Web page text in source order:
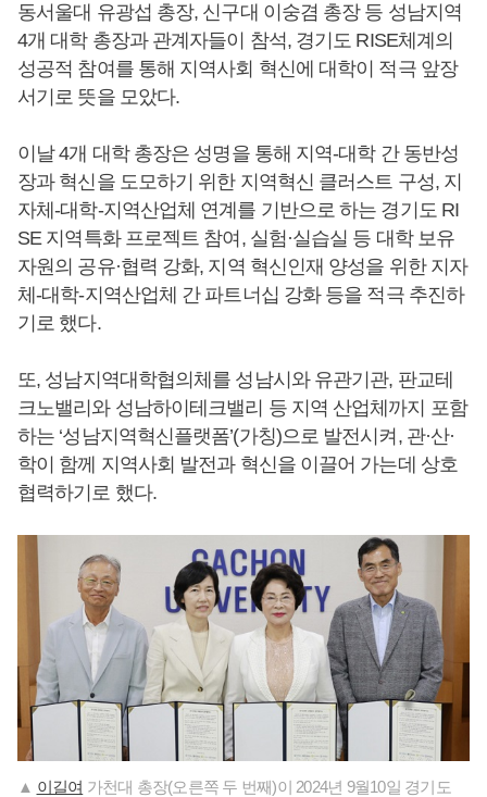
동서울대 유광섭 총장, 신구대 이숭겸 총장 등 성남지역
4개 대학 총장과 관계자들이 참석, 경기도 RISE체계의
성공적 참여를 통해 지역사회 혁신에 대학이 적극 앞장
서기로 뜻을 모았다.
이날 4개 대학 총장은 성명을 통해 지역-대학 간 동반성
장과 혁신을 도모하기 위한 지역혁신 클러스트 구성, 지
자체-대학-지역산업체 연계를 기반으로 하는 경기도 RI
SE 지역특화 프로젝트 참여, 실험·실습실 등 대학 보유
자원의 공유·협력 강화, 지역 혁신인재 양성을 위한 지자
체-대학-지역산업체 간 파트너십 강화 등을 적극 추진하
기로 했다.
또, 성남지역대학협의체를 성남시와 유관기관, 판교테
크노밸리와 성남하이테크밸리 등 지역 산업체까지 포함
하는 ‘성남지역혁신플랫폼’(가칭)으로 발전시켜, 관·산·
학이 함께 지역사회 발전과 혁신을 이끌어 가는데 상호
협력하기로 했다.
▲ 이길여 가천대 총장(오른쪽 두 번째)이 2024년 9월10일 경기도